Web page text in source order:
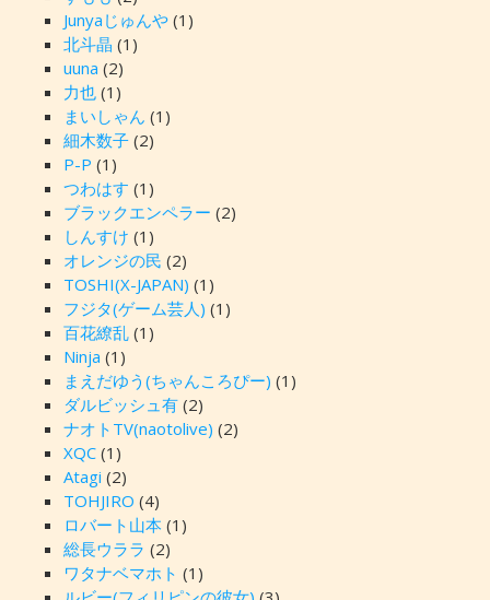
Junyaじゅんや(1)
北斗晶 (1)
uuna (2)
力也(1)
まいしゃん (1)
細木数子(2)
P-P (1)
つわはす (1)
ブラックエンペラー (2)
しんすけ (1)
オレンジの民 (2)
TOSHI(X-JAPAN) (1)
フジタ(ゲーム芸人) (1)
百花繚乱(1)
Ninja (1)
まえだゆう(ちゃんころぴー) (1)
ダルビッシュ有(2)
ナオトTV(naotolive) (2)
XQC(1)
Atagi (2)
TOHJIRO (4)
ロバート山本(1)
総長ウララ (2)
ワタナベマホト (1)